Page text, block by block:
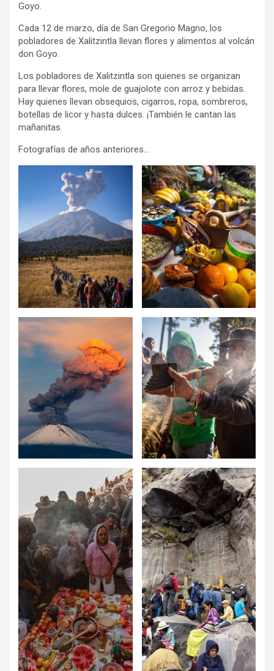
Goyo.
Cada 12 de marzo, día de San Gregorio Magno, los
pobladores de Xalitzintla llevan flores y alimentos al volcán
don Goyo.
Los pobladores de Xalitzintla son quienes se organizan
para llevar flores, mole de guajolote con arroz y bebidas.
Hay quienes llevan obsequios, cigarros, ropa, sombreros,
botellas de licor y hasta dulces. ¡También le cantan las
mañanitas.
Fotografías de años anteriores…